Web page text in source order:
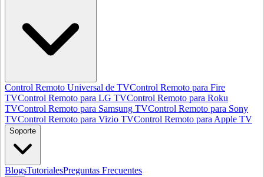
Control Remoto Universal de TVControl Remoto para Fire
TVControl Remoto para LG TVControl Remoto para Roku
TVControl Remoto para Samsung TVControl Remoto para Sony
TVControl Remoto para Vizio TVControl Remoto para Apple TV
Soporte
BlogsTutorialesPreguntas Frecuentes